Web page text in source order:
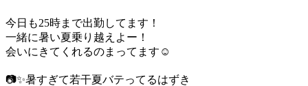
今日も25時まで出勤してます！
一緒に暑い夏乗り越えよー！
会いにきてくれるのまってます☺️
📷✨暑すぎて若干夏バテってるはずき